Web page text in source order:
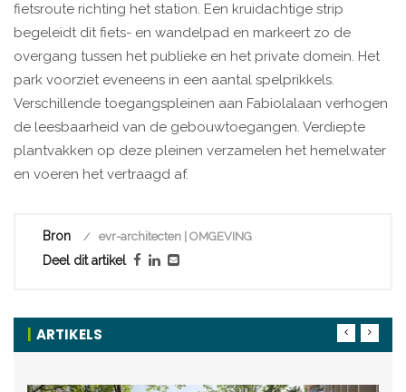
fietsroute richting het station. Een kruidachtige strip
begeleidt dit fiets- en wandelpad en markeert zo de
overgang tussen het publieke en het private domein. Het
park voorziet eveneens in een aantal spelprikkels.
Verschillende toegangspleinen aan Fabiolalaan verhogen
de leesbaarheid van de gebouwtoegangen. Verdiepte
plantvakken op deze pleinen verzamelen het hemelwater
en voeren het vertraagd af.
Bron evr-architecten | OMGEVING
Deel dit artikel
ARTIKELS